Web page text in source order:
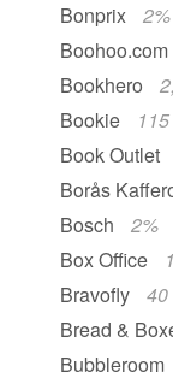
Bonprix
2%
Boohoo.com
Bookhero
Bookie
Book Outlet
Borås
Bosch
2%
Box Office
Bravofly
40
Bread &
Bubbleroom